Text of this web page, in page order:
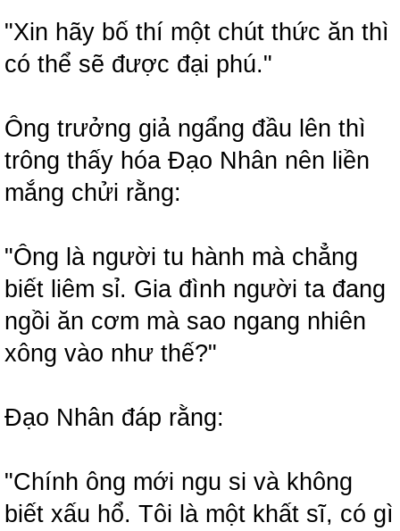
"Xin hãy bố thí một chút thức ăn thì
có thể sẽ được đại phú."
Ông trưởng giả ngẩng đầu lên thì
trông thấy hóa Đạo Nhân nên liền
mắng chửi rằng:
"Ông là người tu hành mà chẳng
biết liêm sỉ. Gia đình người ta đang
ngồi ăn cơm mà sao ngang nhiên
xông vào như thế?"
Đạo Nhân đáp rằng:
"Chính ông mới ngu si và không
biết xấu hổ. Tôi là một khất sĩ, có gì